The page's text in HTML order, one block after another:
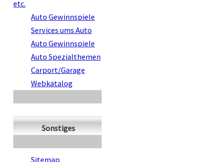
etc.
Auto Gewinnspiele
Services ums Auto
Auto Gewinnspiele
Auto Spezialthemen
Carport/Garage
Webkatalog
Sonstiges
Sitemap